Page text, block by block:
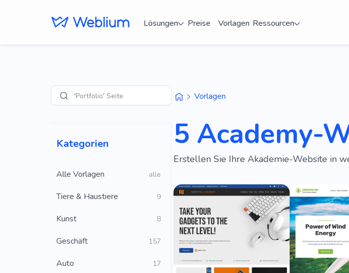
Lösungen Preise Vorlagen Ressourcen
Suche'Portfolio' Seiten
Kategorien
Alle Vorlagen alle
Tiere & Haustiere 9
Kunst 8
Geschäft 157
Auto 17
Vorlagen
5 Academy-
Erstellen Sie Ihre Akademie-Website in